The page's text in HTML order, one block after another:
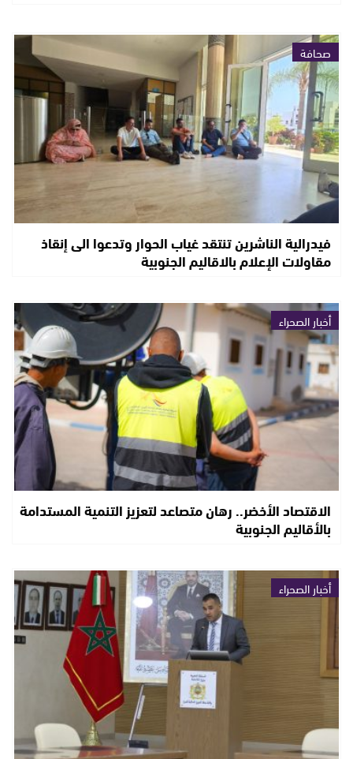
صحافة
فيدرالية الناشرين تنتقد غياب الحوار وتدعوا الى إنقاذ
مقاولات الإعلام بالاقاليم الجنوبية
أخبار الصحراء
الاقتصاد الأخضر.. رهان متصاعد لتعزيز التنمية المستدامة
بالأقاليم الجنوبية
أخبار الصحراء